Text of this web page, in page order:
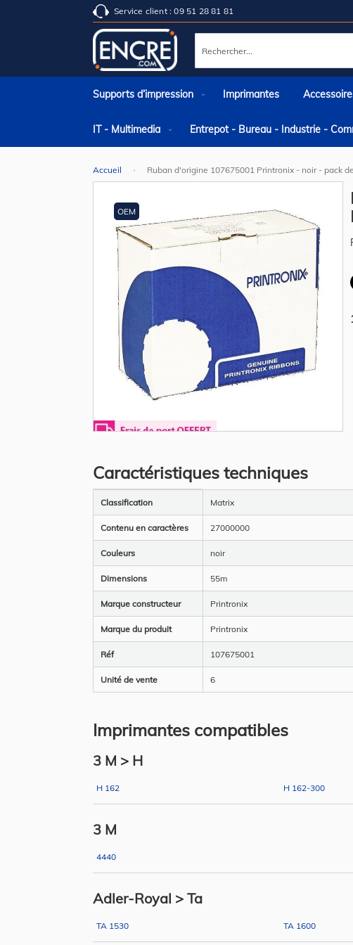
Service client : 09 51 28 81 81
Rechercher
Supports d’impression Imprimantes
IT - Multimedia Entrepot - Bureau - Industrie -
Accueil
Ruban d'origine 107675001 Printronix - noir - pack
images
beginning
of
the
images
OEM
Caractéristiques techniques
d’information
Classification Matrix
Contenu en caractères 27000000
Couleurs noir
Dimensions 55m
Marque constructeur Printronix
Marque du produit Printronix
Réf 107675001
Unité de vente 6
Imprimantes compatibles
3 M > H
H 162 H 162-300
3 M
4440
Adler-Royal > Ta
TA 1530 TA 1600